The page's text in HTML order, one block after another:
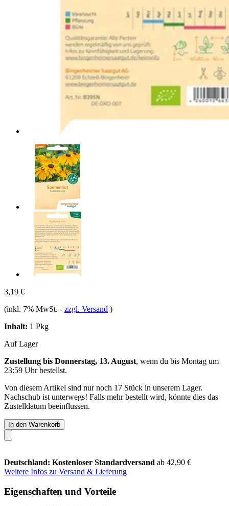
3,19 €
(inkl. 7% MwSt. - zzgl. Versand )
Inhalt: 1 Pkg
Auf Lager
Zustellung bis Donnerstag, 13. August, wenn du bis Montag um
23:59 Uhrbestellst.
Von diesem Artikel sind nur noch 17 Stück in unserem Lager.
Nachschub ist unterwegs! Falls mehr bestellt wird, könnte dies das
Zustelldatum beeinflussen.
In den Warenkorb
Deutschland: Kostenloser Standardversand ab 42,90 €
Weitere Infos zu Versand & Lieferung
Eigenschaften und Vorteile